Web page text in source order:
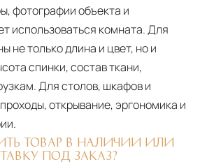
фотографии объекта и
использоваться комната. Для
не только длина и цвет, но и
спинки, состав ткани,
Для столов, шкафов и
открывание, эргономика и
ТОВАР В НАЛИЧИИ ИЛИ
ПОД ЗАКАЗ?